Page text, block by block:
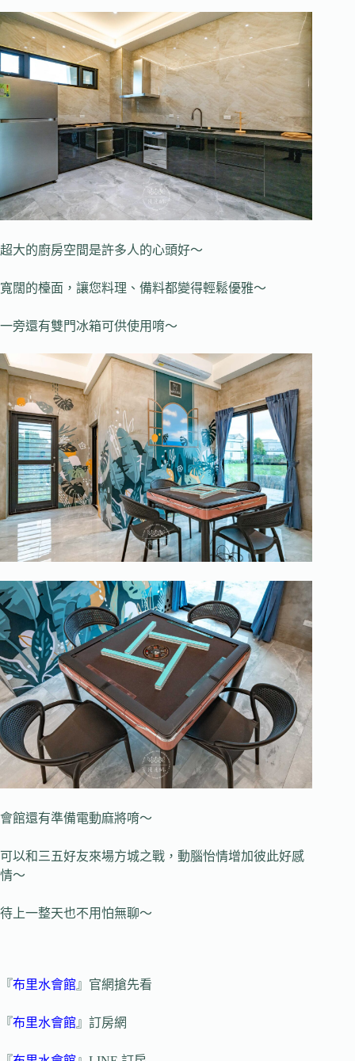
超大的廚房空間是許多人的心頭好～
寬闊的檯面，讓您料理、備料都變得輕鬆優雅～
一旁還有雙門冰箱可供使用唷～
會館還有準備電動麻將唷～
可以和三五好友來場方城之戰，動腦怡情增加彼此好感
情～
待上一整天也不用怕無聊～
『布里水會館』官網搶先看
『布里水會館』訂房網